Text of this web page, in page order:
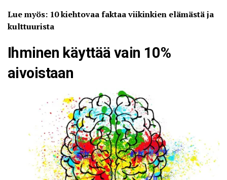
Lue myös: 10 kiehtovaa faktaa viikinkien elämästä ja
kulttuurista
Ihminen käyttää vain 10%
aivoistaan